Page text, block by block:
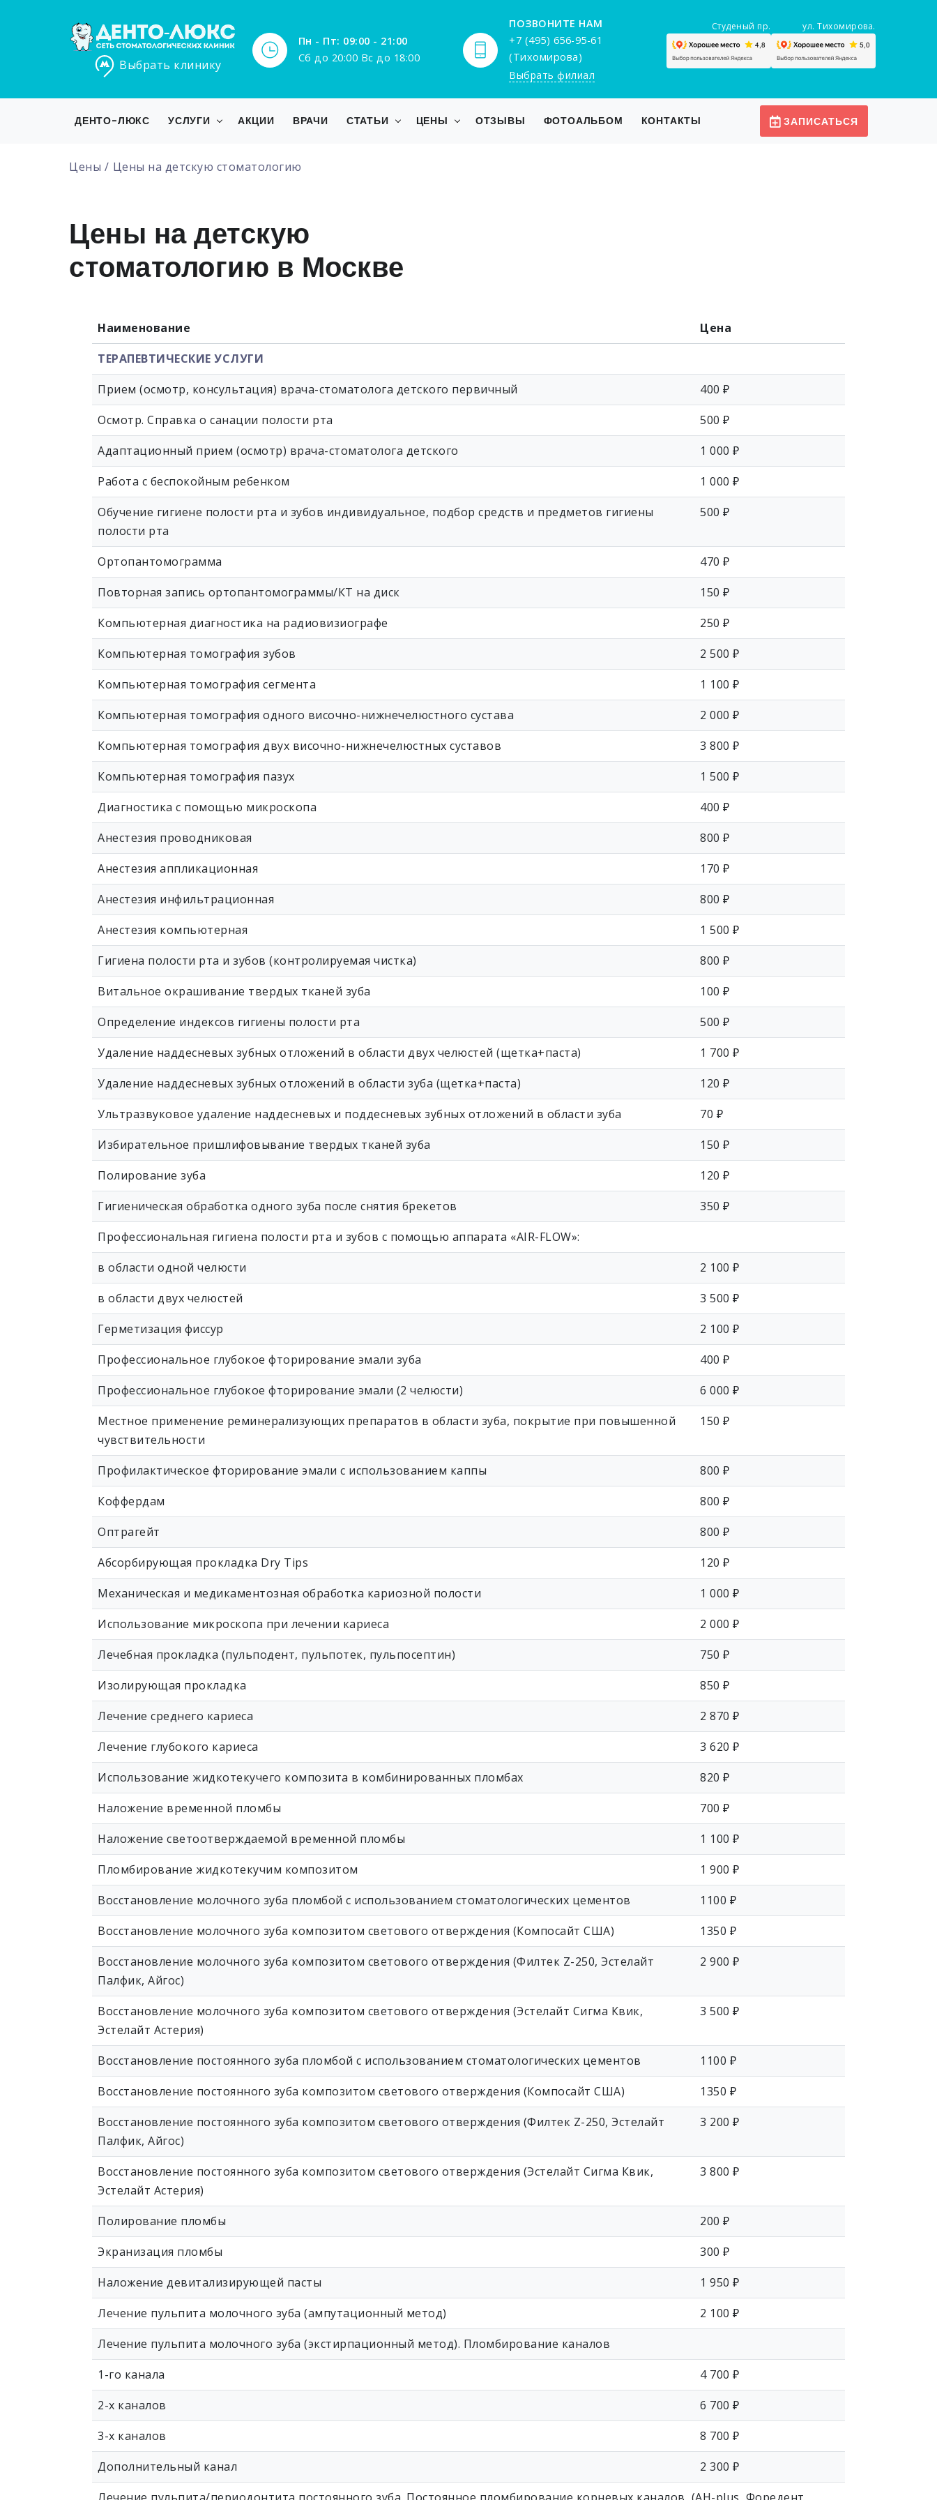
Выбрать клинику
Пн - Пт: 09:00 - 21:00
Сб до 20:00 Вс до 18:00
ПОЗВОНИТЕ НАМ
+7 (495) 656-95-61
(Тихомирова)
Выбрать филиал
Студеный пр. ул. Тихомирова.
ДЕНТО-ЛЮКС УСЛУГИ АКЦИИ ВРАЧИ СТАТЬИ ЦЕНЫ ОТЗЫВЫ ФОТОАЛЬБОМ КОНТАКТЫ ЗАПИСАТЬСЯ
Цены Цены на детскую стоматологию
Цены на детскую
стоматологию в Москве
Наименование
Цена
ТЕРАПЕВТИЧЕСКИЕ УСЛУГИ
Прием (осмотр, консультация) врача-стоматолога детского первичный
400 ₽
Осмотр. Справка о санации полости рта
500 ₽
Адаптационный прием (осмотр) врача-стоматолога детского
1 000 ₽
Работа с беспокойным ребенком
1 000 ₽
Обучение гигиене полости рта и зубов индивидуальное, подбор средств и предметов гигиены
полости рта
500 ₽
Ортопантомограмма
470 ₽
Повторная запись ортопантомограммы/КТ на диск
150 ₽
Компьютерная диагностика на радиовизиографе
250 ₽
Компьютерная томография зубов
2 500 ₽
Компьютерная томография сегмента
1 100 ₽
Компьютерная томография одного височно-нижнечелюстного сустава
2 000 ₽
Компьютерная томография двух височно-нижнечелюстных суставов
3 800 ₽
Компьютерная томография пазух
1 500 ₽
Диагностика с помощью микроскопа
400 ₽
Анестезия проводниковая
800 ₽
Анестезия аппликационная
170 ₽
Анестезия инфильтрационная
800 ₽
Анестезия компьютерная
1 500 ₽
Гигиена полости рта и зубов (контролируемая чистка)
800 ₽
Витальное окрашивание твердых тканей зуба
100 ₽
Определение индексов гигиены полости рта
500 ₽
Удаление наддесневых зубных отложений в области двух челюстей (щетка+паста)
1 700 ₽
Удаление наддесневых зубных отложений в области зуба (щетка+паста)
120 ₽
Ультразвуковое удаление наддесневых и поддесневых зубных отложений в области зуба
70 ₽
Избирательное пришлифовывание твердых тканей зуба
150 ₽
Полирование зуба
120 ₽
Гигиеническая обработка одного зуба после снятия брекетов
350 ₽
Профессиональная гигиена полости рта и зубов с помощью аппарата «AIR-FLOW»:
в области одной челюсти
2 100 ₽
в области двух челюстей
3 500 ₽
Герметизация фиссур
2 100 ₽
Профессиональное глубокое фторирование эмали зуба
400 ₽
Профессиональное глубокое фторирование эмали (2 челюсти)
6 000 ₽
Местное применение реминерализующих препаратов в области зуба, покрытие при повышенной
чувствительности
150 ₽
Профилактическое фторирование эмали с использованием каппы
800 ₽
Коффердам
800 ₽
Оптрагейт
800 ₽
Абсорбирующая прокладка Dry Tips
120 ₽
Механическая и медикаментозная обработка кариозной полости
1 000 ₽
Использование микроскопа при лечении кариеса
2 000 ₽
Лечебная прокладка (пульподент, пульпотек, пульпосептин)
750 ₽
Изолирующая прокладка
850 ₽
Лечение среднего кариеса
2 870 ₽
Лечение глубокого кариеса
3 620 ₽
Использование жидкотекучего композита в комбинированных пломбах
820 ₽
Наложение временной пломбы
700 ₽
Наложение светоотверждаемой временной пломбы
1 100 ₽
Пломбирование жидкотекучим композитом
1 900 ₽
Восстановление молочного зуба пломбой с использованием стоматологических цементов
1100 ₽
Восстановление молочного зуба композитом светового отверждения (Компосайт США)
1350 ₽
Восстановление молочного зуба композитом светового отверждения (Филтек Z-250, Эстелайт
Палфик, Айгос)
2 900 ₽
Восстановление молочного зуба композитом светового отверждения (Эстелайт Сигма Квик,
Эстелайт Астерия)
3 500 ₽
Восстановление постоянного зуба пломбой с использованием стоматологических цементов
1100 ₽
Восстановление постоянного зуба композитом светового отверждения (Компосайт США)
1350 ₽
Восстановление постоянного зуба композитом светового отверждения (Филтек Z-250, Эстелайт
Палфик, Айгос)
3 200 ₽
Восстановление постоянного зуба композитом светового отверждения (Эстелайт Сигма Квик,
Эстелайт Астерия)
3 800 ₽
Полирование пломбы
200 ₽
Экранизация пломбы
300 ₽
Наложение девитализирующей пасты
1 950 ₽
Лечение пульпита молочного зуба (ампутационный метод)
2 100 ₽
Лечение пульпита молочного зуба (экстирпационный метод). Пломбирование каналов
1-го канала
4 700 ₽
2-х каналов
6 700 ₽
3-х каналов
8 700 ₽
Дополнительный канал
2 300 ₽